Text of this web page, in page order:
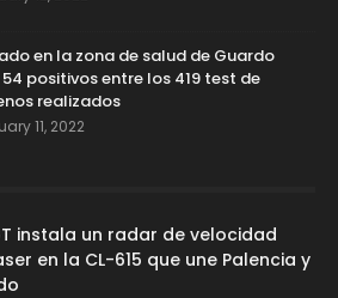
en la zona de salud de Guardo
positivos entre los 419 test de
realizados
11, 2022
instala un radar de velocidad
en la CL-615 que une Palencia y